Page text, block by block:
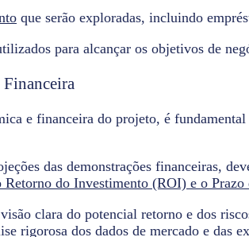
que serão exploradas, incluindo
para alcançar os objetivos de
e financeira do projeto, é
das demonstrações financeiras,
do Investimento (ROI) e o Prazo
clara do potencial retorno e dos
rigorosa dos dados de mercado e das